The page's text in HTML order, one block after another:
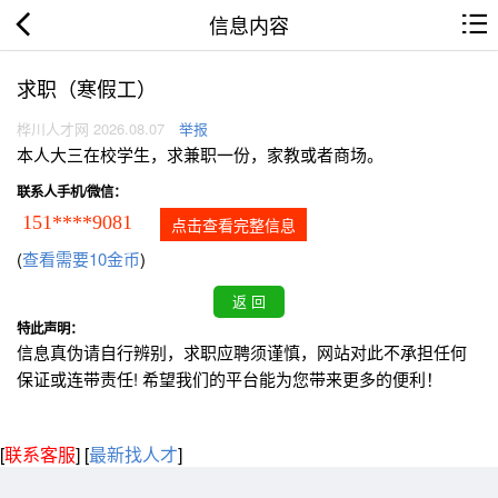
信息内容
求职（寒假工）
桦川人才网 2026.08.07 举报
本人大三在校学生，求兼职一份，家教或者商场。
联系人手机/微信：
151****9081 点击查看完整信息
(查看需要10金币)
特此声明：
信息真伪请自行辨别，求职应聘须谨慎，网站对此不承担任何
保证或连带责任! 希望我们的平台能为您带来更多的便利！
[联系客服] [最新找人才]